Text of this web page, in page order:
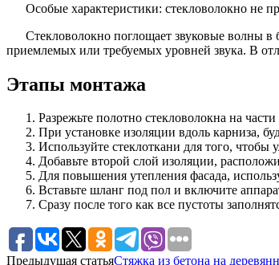
Особые характеристики: стекловолокно не
Стекловолокно поглощает звуковые волны
приемлемых или требуемых уровней звука. В
Этапы монтажа
Разрежьте полотно стекловолокна на
При установке изоляции вдоль карниза,
Используйте стеклоткани для того,
Добавьте второй слой изоляции,
Для повышения утепления фасада,
Вставьте шланг под пол и включите
Сразу после того как все пустоты
Предыдущая статьяСтяжка из бетона на